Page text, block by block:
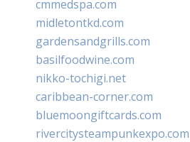
cmmedspa.com
midletontkd.com
gardensandgrills.com
basilfoodwine.com
nikko-tochigi.net
caribbean-corner.com
bluemoongiftcards.com
rivercitysteampunkexpo.com